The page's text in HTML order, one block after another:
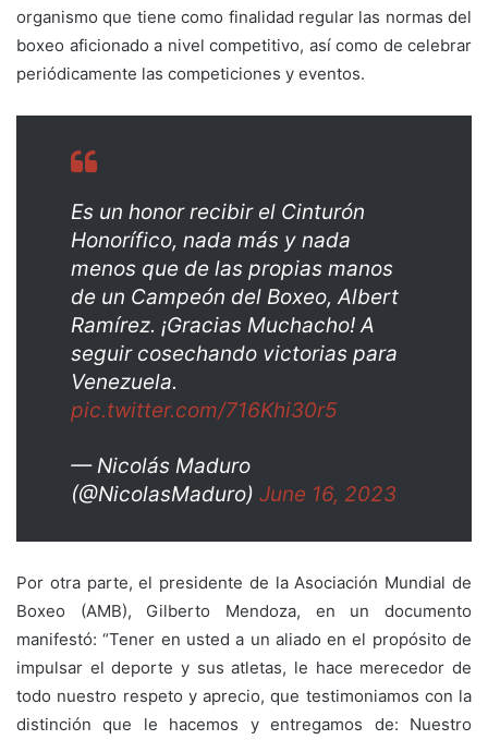
organismo que tiene como finalidad regular las normas del
boxeo aficionado a nivel competitivo, así como de celebrar
periódicamente las competiciones y eventos.
Es un honor recibir el Cinturón
Honorífico, nada más y nada
menos que de las propias manos
de un Campeón del Boxeo, Albert
Ramírez. ¡Gracias Muchacho! A
seguir cosechando victorias para
Venezuela.
pic.twitter.com/716Khi30r5
— Nicolás Maduro
(@NicolasMaduro) June 16, 2023
Por otra parte, el presidente de la Asociación Mundial de
Boxeo (AMB), Gilberto Mendoza, en un documento
manifestó: “Tener en usted a un aliado en el propósito de
impulsar el deporte y sus atletas, le hace merecedor de
todo nuestro respeto y aprecio, que testimoniamos con la
distinción que le hacemos y entregamos de: Nuestro